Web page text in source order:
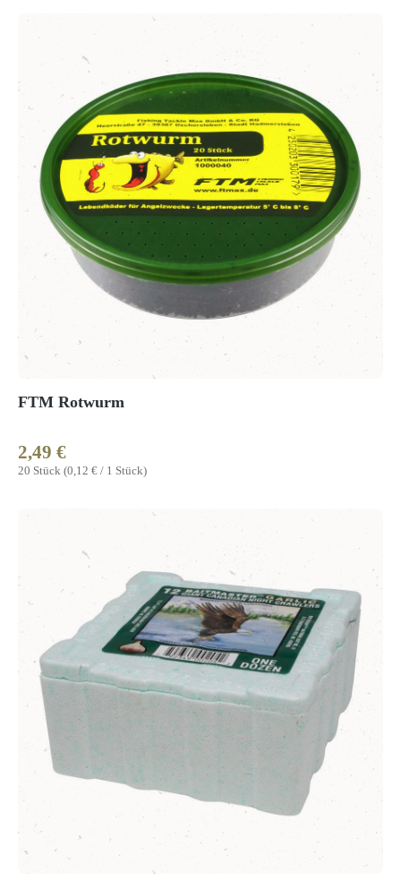
FTM Rotwurm
20 Stück (0,12 € / 1 Stück)
Regulärer Preis:
2,49 €